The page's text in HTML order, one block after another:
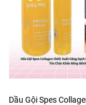
Dầu Gội Spes